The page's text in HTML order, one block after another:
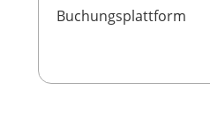
Buchungsplattform